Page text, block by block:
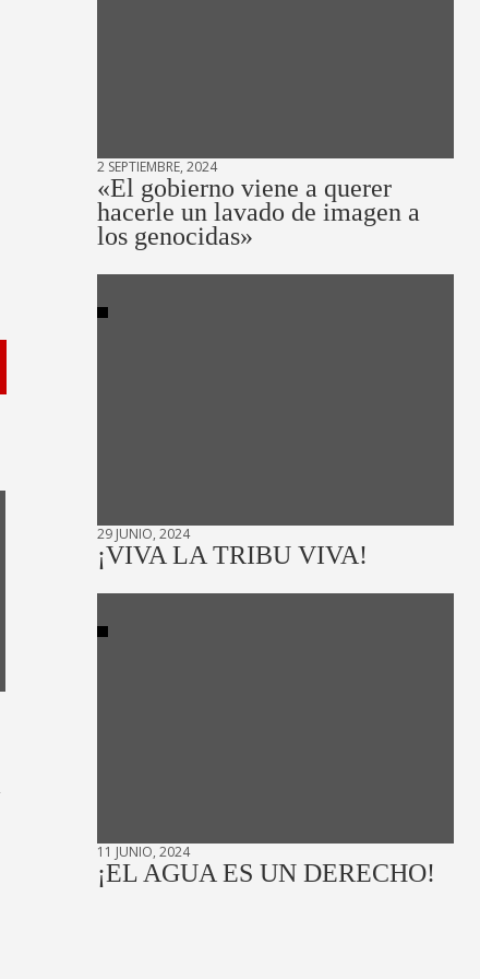
2 SEPTIEMBRE, 2024
«El gobierno viene a querer
hacerle un lavado de imagen a
los genocidas»
29 JUNIO, 2024
¡VIVA LA TRIBU VIVA!
11 JUNIO, 2024
¡EL AGUA ES UN DERECHO!